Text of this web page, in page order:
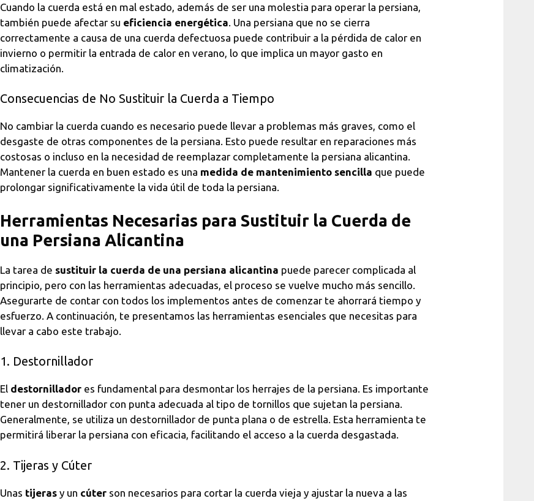
Cuando la cuerda está en mal estado, además de ser una molestia para operar la persiana,
también puede afectar su eficiencia energética . Una persiana que no se cierra
correctamente a causa de una cuerda defectuosa puede contribuir a la pérdida de calor en
invierno o permitir la entrada de calor en verano, lo que implica un mayor gasto en
climatización.
Consecuencias de No Sustituir la Cuerda a Tiempo
No cambiar la cuerda cuando es necesario puede llevar a problemas más graves, como el
desgaste de otras componentes de la persiana. Esto puede resultar en reparaciones más
costosas o incluso en la necesidad de reemplazar completamente la persiana alicantina.
Mantener la cuerda en buen estado es una medida de mantenimiento sencilla que puede
prolongar significativamente la vida útil de toda la persiana.
Herramientas Necesarias para Sustituir la Cuerda de
una Persiana Alicantina
La tarea de sustituir la cuerda de una persiana alicantina puede parecer complicada al
principio, pero con las herramientas adecuadas, el proceso se vuelve mucho más sencillo.
Asegurarte de contar con todos los implementos antes de comenzar te ahorrará tiempo y
esfuerzo. A continuación, te presentamos las herramientas esenciales que necesitas para
llevar a cabo este trabajo.
1. Destornillador
El destornillador es fundamental para desmontar los herrajes de la persiana. Es importante
tener un destornillador con punta adecuada al tipo de tornillos que sujetan la persiana.
Generalmente, se utiliza un destornillador de punta plana o de estrella. Esta herramienta te
permitirá liberar la persiana con eficacia, facilitando el acceso a la cuerda desgastada.
2. Tijeras y Cúter
Unas tijeras y un cúter son necesarios para cortar la cuerda vieja y ajustar la nueva a las